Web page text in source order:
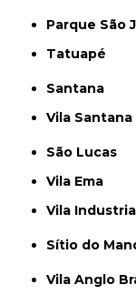
Parque São
Tatuapé
Santana
Vila Santana
São Lucas
Vila Ema
Vila
Sítio do
Vila Anglo